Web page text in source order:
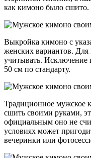
как кимоно было сшито.
Выкройка кимоно с
женских вариантов.
учитывать. Исключение
50 см по стандарту.
Традиционное мужское
сшить своими руками,
официальным оно не
условиях может
вечеринки или